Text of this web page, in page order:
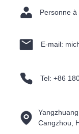
Personne
E-mail:
Tel: +86
Cangzhou,